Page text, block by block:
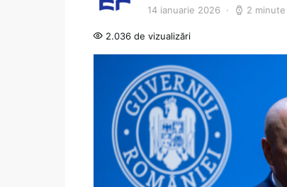
14 ianuarie 2026 2
2.036 de vizualizări